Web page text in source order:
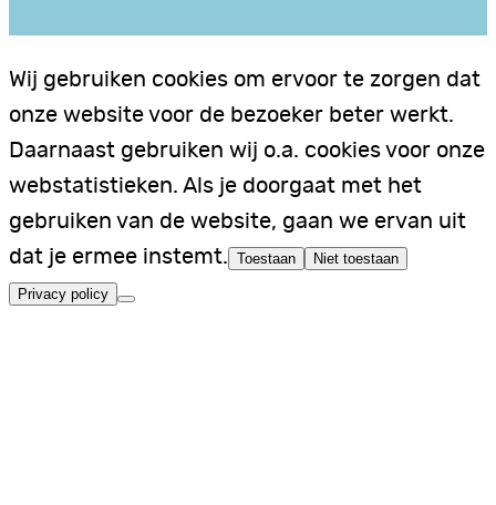
Wij gebruiken cookies om ervoor te zorgen dat
onze website voor de bezoeker beter werkt.
Daarnaast gebruiken wij o.a. cookies voor onze
webstatistieken. Als je doorgaat met het
gebruiken van de website, gaan we ervan uit
dat je ermee instemt. Toestaan Niet toestaan
Privacy policy